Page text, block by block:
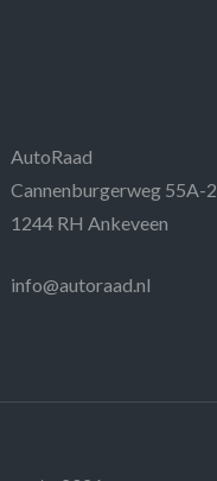
AutoRaad
Cannenburgerweg 55A-2
1244 RH Ankeveen
info@autoraad.nl